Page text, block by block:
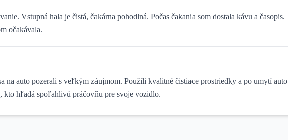
Vstupná hala je čistá, čakárna pohodlná. Počas čakania som dostala kávu a časopis.
očakávala.
na auto pozerali s veľkým záujmom. Použili kvalitné čistiace prostriedky a po umytí auto
kto hľadá spoľahlivú práčovňu pre svoje vozidlo.